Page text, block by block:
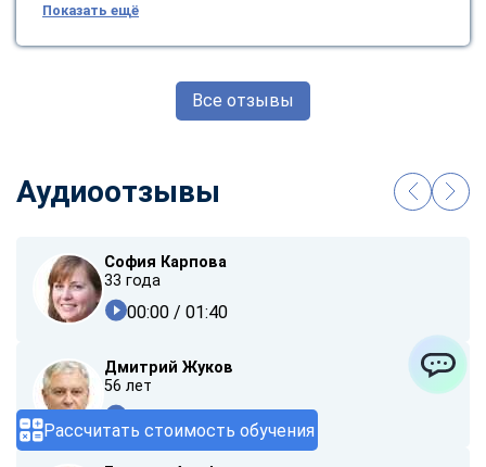
Рассчитать стоимость обучения
Показать ещё
Все отзывы
Аудиоотзывы
София Карпова
33 года
00:00 / 01:40
Дмитрий Жуков
56 лет